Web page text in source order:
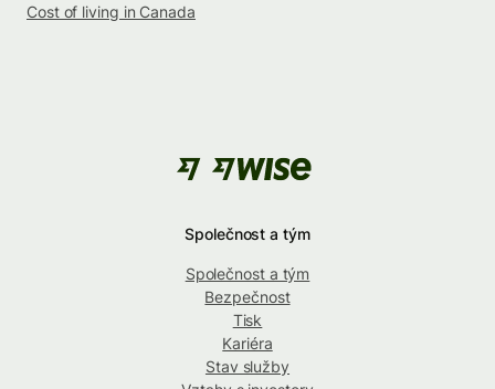
Cost of living in Canada
Společnost a tým
Společnost a tým
Bezpečnost
Tisk
Kariéra
Stav služby